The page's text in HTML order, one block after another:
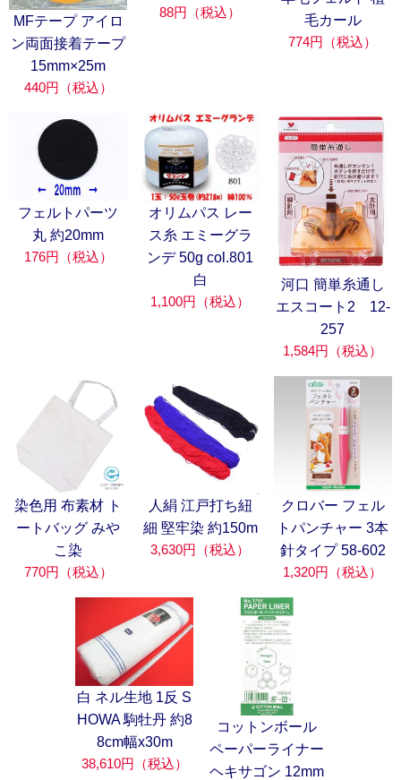
MFテープ アイロ
ン両面接着テープ
15mm×25m
440円（税込）
88円（税込）
毛カール
774円（税込）
フェルトパーツ
丸 約20mm
176円（税込）
オリムパス レー
ス糸 エミーグラ
ンデ 50g col.801
白
1,100円（税込）
河口 簡単糸通し
エスコート2 12-
257
1,584円（税込）
染色用 布素材 ト
ートバッグ みや
こ染
770円（税込）
人絹 江戸打ち紐
細 堅牢染 約150m
3,630円（税込）
クロバー フェル
トパンチャー 3本
針タイプ 58-602
1,320円（税込）
白 ネル生地 1反 S
HOWA 駒牡丹 約8
8cm幅x30m
38,610円（税込）
コットンボール
ペーパーライナー
ヘキサゴン 12mm